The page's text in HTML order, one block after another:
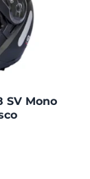
SV Mono